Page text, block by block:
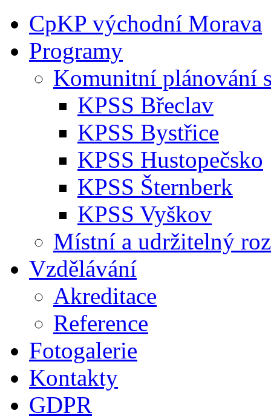
CpKP východní Morava
Programy
Komunitní plánování
KPSS Břeclav
KPSS Bystřice
KPSS Hustopečsko
KPSS Šternberk
KPSS Vyškov
Místní a udržitelný
Vzdělávání
Akreditace
Reference
Fotogalerie
Kontakty
GDPR